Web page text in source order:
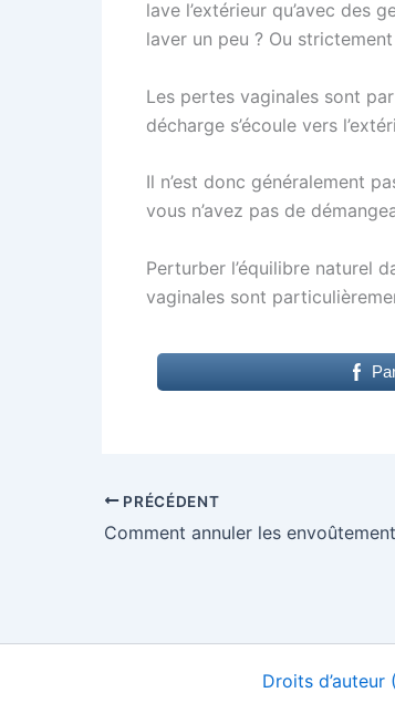
lave l’extérieur qu’avec des
laver un peu ? Ou strictement
Les pertes vaginales sont
décharge s’écoule vers
Il n’est donc généralement
vous n’avez pas de
Perturber l’équilibre naturel
vaginales sont
PRÉCÉDENT
Comment annuler les
Droits d’auteur